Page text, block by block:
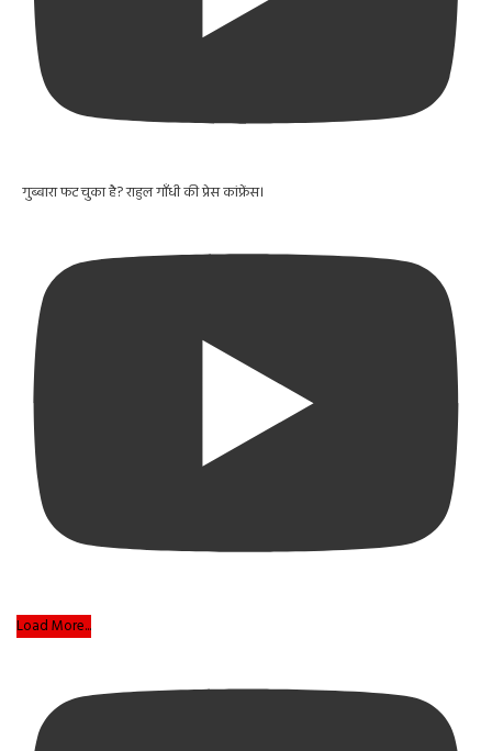
गुब्बारा फट चुका है? राहुल गाँधी की प्रेस कांफ्रेंस।
Load More...